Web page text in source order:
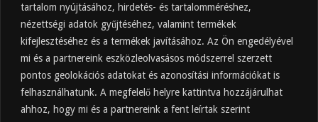
tartalom nyújtásához, hirdetés- és tartalomméréshez,
nézettségi adatok gyűjtéséhez, valamint termékek
kifejlesztéséhez és a termékek javításához. Az Ön engedélyével
mi és a partnereink eszközleolvasásos módszerrel szerzett
pontos geolokációs adatokat és azonosítási információkat is
felhasználhatunk. A megfelelő helyre kattintva hozzájárulhat
ahhoz, hogy mi és a partnereink a fent leírtak szerint
Felkapott
Almaecet mire jó? 21 gyakori felhasználási
terület
2025.10.31.
Almaecet fogyasztása: mikor, mennyit, mivel
hígítva?